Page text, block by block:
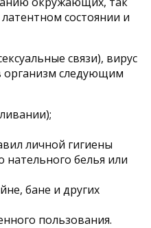
состоянии и
связи), вирус
организм следующим
личной гигиены
нательного белья или
бане и других
пользования.